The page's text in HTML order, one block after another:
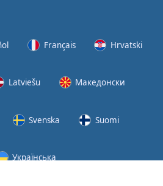
Français Hrvatski
Latviešu Македонски
Svenska Suomi
Українська